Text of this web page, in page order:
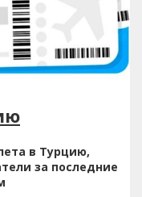
в Турцию,
за последние